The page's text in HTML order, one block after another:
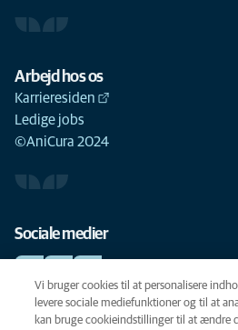
Arbejd hos os
Karrieresiden
Ledige jobs
©AniCura 2024
Sociale medier
Vi bruger cookies til at personalisere
levere sociale mediefunktioner og til at
kan bruge cookieindstillinger til at ændre